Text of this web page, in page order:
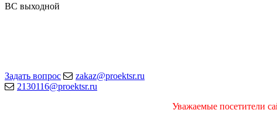
ВС выходной
Задать вопрос
zakaz@proektsr.ru
2130116@proektsr.ru
Уважаемые посетители